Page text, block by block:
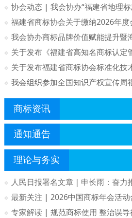
商标资讯
通知通告
理论与务实
最新关注 | 2026中国商标年会活动